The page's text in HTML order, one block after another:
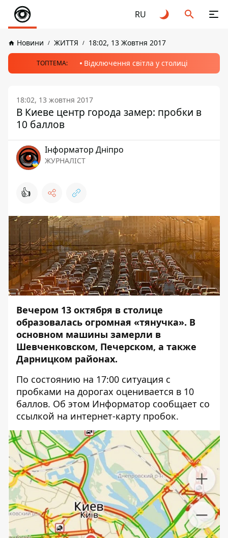
RU
Новини ЖИТТЯ 18:02, 13 Жовтня 2017
ТОПТЕМА: Відключення світла у столиці
18:02, 13 жовтня 2017
В Киеве центр города замер: пробки в
10 баллов
Інформатор Дніпро
ЖУРНАЛІСТ
👍
Вечером 13 октября в столице
образовалась огромная «тянучка». В
основном машины замерли в
Шевченковском, Печерском, а также
Дарницком районах.
По состоянию на 17:00 ситуация с
пробками на дорогах оценивается в 10
баллов. Об этом Информатор сообщает со
ссылкой на интернет-карту пробок.